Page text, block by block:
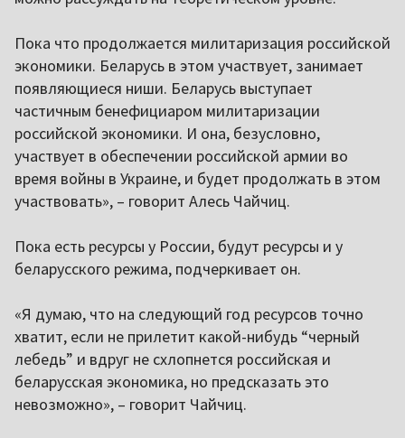
Пока что продолжается милитаризация российской
экономики. Беларусь в этом участвует, занимает
появляющиеся ниши. Беларусь выступает
частичным бенефициаром милитаризации
российской экономики. И она, безусловно,
участвует в обеспечении российской армии во
время войны в Украине, и будет продолжать в этом
участвовать», – говорит Алесь Чайчиц.
Пока есть ресурсы у России, будут ресурсы и у
беларусского режима, подчеркивает он.
«Я думаю, что на следующий год ресурсов точно
хватит, если не прилетит какой-нибудь “черный
лебедь” и вдруг не схлопнется российская и
беларусская экономика, но предсказать это
невозможно», – говорит Чайчиц.